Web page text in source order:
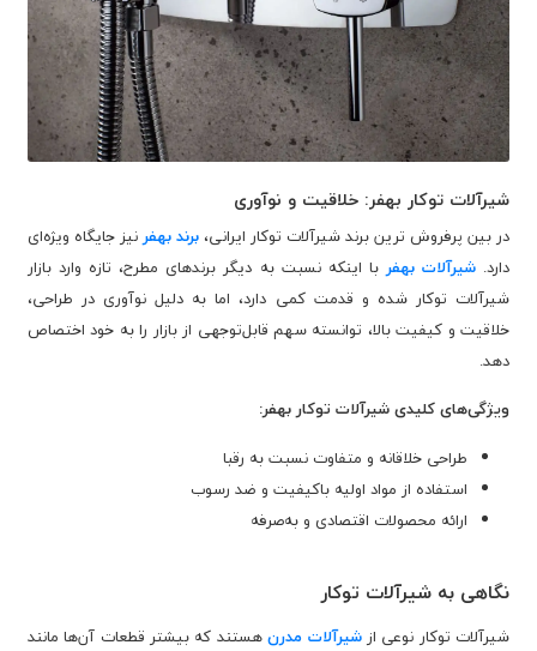
شیرآلات توکار بهفر: خلاقیت و نوآوری
در بین پرفروش ترین برند شیرآلات توکار ایرانی، برند بهفرنیز جایگاه ویژه‌ای
دارد.شیرآلات بهفر با اینکه نسبت به دیگر برندهای مطرح، تازه ‌وارد بازار
شیرآلات توکار شده و قدمت کمی دارد، اما به دلیل نوآوری در طراحی،
خلاقیت و کیفیت بالا، توانسته سهم قابل‌توجهی از بازار را به خود اختصاص
دهد.
ویژگی‌های کلیدی شیرآلات توکار بهفر:
طراحی خلاقانه و متفاوت نسبت به رقبا
استفاده از مواد اولیه باکیفیت و ضد رسوب
ارائه محصولات اقتصادی و به‌صرفه
نگاهی به شیرآلات توکار
شیرآلات توکار نوعی ازشیرآلات مدرنهستند که بیشتر قطعات آن‌ها مانند